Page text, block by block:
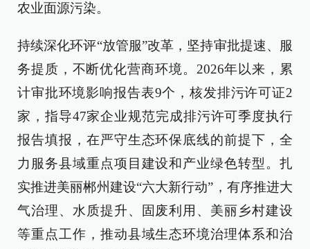
农业面源污染。
持续深化环评“放管服”改革，坚持审批提速、服
务提质，不断优化营商环境。2026年以来，累
计审批环境影响报告表9个，核发排污许可证2
家，指导47家企业规范完成排污许可季度执行
报告填报，在严守生态环保底线的前提下，全
力服务县域重点项目建设和产业绿色转型。扎
实推进美丽郴州建设“六大新行动”，有序推进大
气治理、水质提升、固废利用、美丽乡村建设
等重点工作，推动县域生态环境治理体系和治